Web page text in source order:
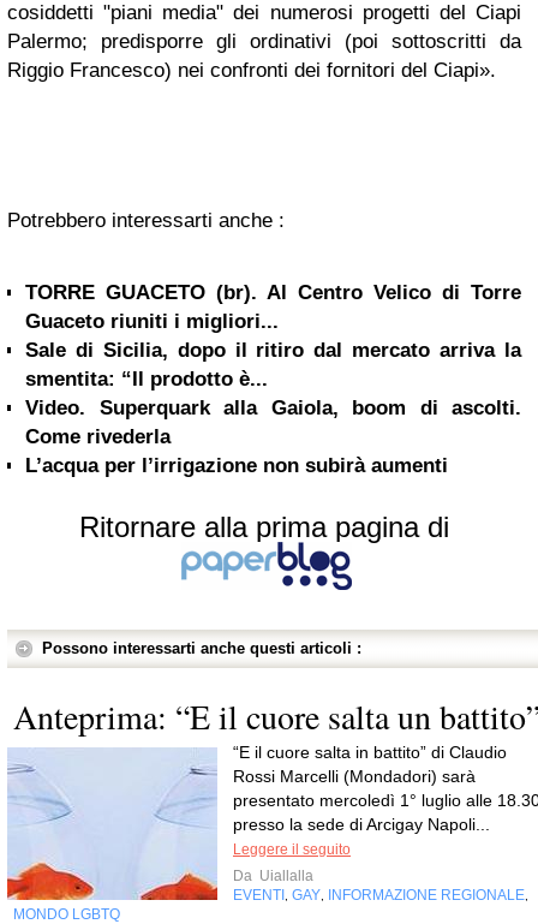
cosiddetti "piani media" dei numerosi progetti del Ciapi
Palermo; predisporre gli ordinativi (poi sottoscritti da
Riggio Francesco) nei confronti dei fornitori del Ciapi».
Potrebbero interessarti anche :
TORRE GUACETO (br). Al Centro Velico di Torre
Guaceto riuniti i migliori...
Sale di Sicilia, dopo il ritiro dal mercato arriva la
smentita: “Il prodotto è...
Video. Superquark alla Gaiola, boom di ascolti.
Come rivederla
L’acqua per l’irrigazione non subirà aumenti
Ritornare alla prima pagina di
Possono interessarti anche questi articoli :
Anteprima: “E il cuore salta un
“E il cuore salta in battito” di Claudio
Rossi Marcelli (Mondadori) sarà
presentato mercoledì 1° luglio alle
presso la sede di Arcigay Napoli...
Leggere il seguito
Da Uiallalla
EVENTI
GAY INFORMAZIONE REGIONALE
MONDO LGBTQ